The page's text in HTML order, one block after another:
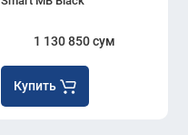
1 130 850 сум
Купить